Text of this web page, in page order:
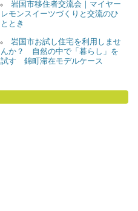
岩国市移住者交流会｜マイヤー
レモンスイーツづくりと交流のひ
ととき
岩国市お試し住宅を利用しませ
んか？ 自然の中で「暮らし」を
試す 錦町滞在モデルケース